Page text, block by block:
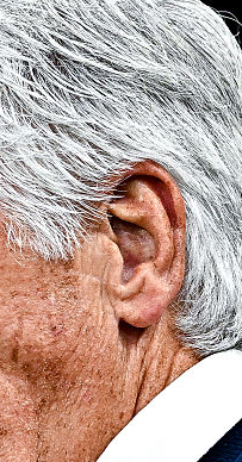
cambiare
7 Agosto
tutte le
7 Agosto
7 Agosto